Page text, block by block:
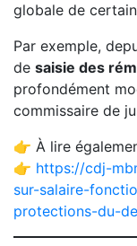
globale de
Par exemple,
de saisie des
profondément
commissaire de
👉 À lire
👉 https://cdj-
sur-salaire-
protections-du-